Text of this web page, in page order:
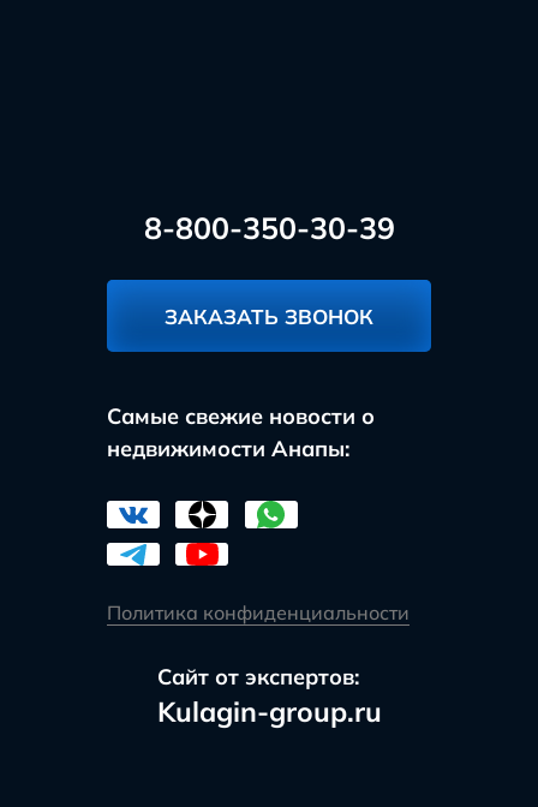
8-800-350-30-39
ЗАКАЗАТЬ ЗВОНОК
Самые свежие новости о
недвижимости Анапы:
Политика конфиденциальности
Сайт от экспертов:
Kulagin-group.ru